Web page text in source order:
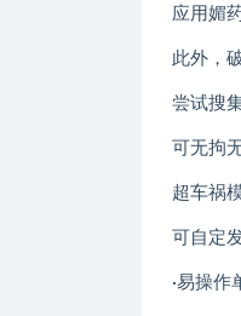
应用媚
此外，
尝试搜
可无拘
超车祸
可自定
·易操作